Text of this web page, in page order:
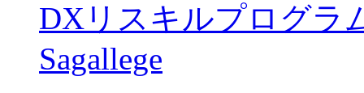
DXリスキルプログラ
Sagallege